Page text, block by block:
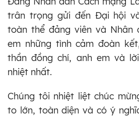
trân trọng gửi đến Đại hội
toàn thể đảng viên và Nhân
em những tình cảm đoàn
thần đồng chí, anh em và
nhiệt nhất.
Chúng tôi nhiệt liệt chúc
to lớn, toàn diện và có ý